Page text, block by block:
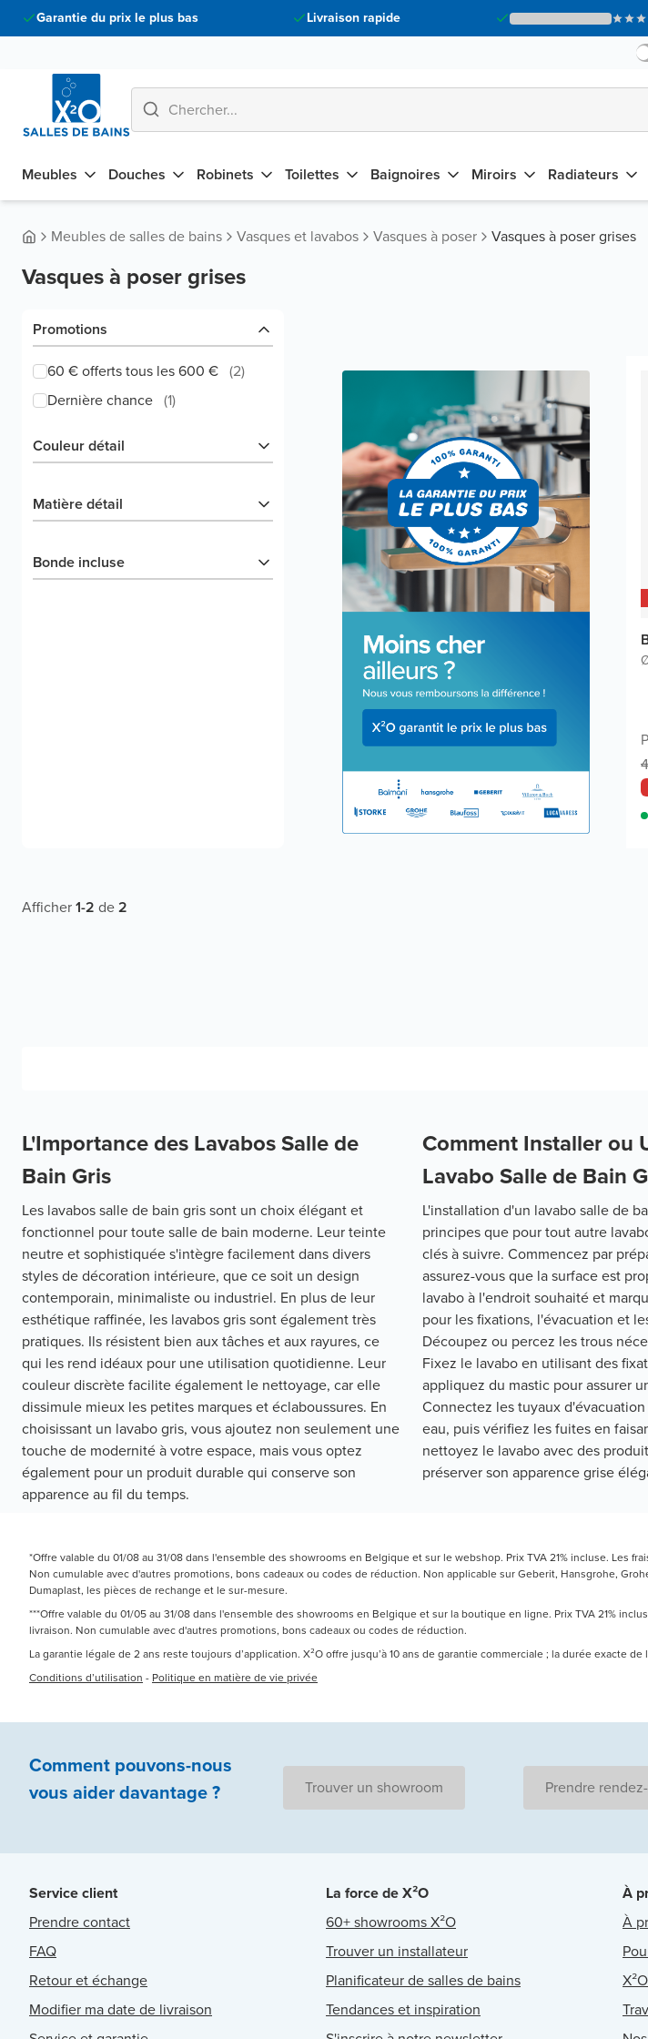
Garantie du prix le plus bas Livraison rapide
Meubles Douches Robinets Toilettes Baignoires Miroirs Radiateurs
Meubles de salles de bains Vasques et lavabos Vasques à poser Vasques à poser grises
Vasques à poser grises
Promotions
60 € offerts tous les 600 € (2)
Dernière chance (1)
Couleur détail
Matière détail
Bonde incluse
Afficher1-2 de2
L'Importance des Lavabos Salle de
Bain Gris
Les lavabos salle de bain gris sont un choix élégant et
fonctionnel pour toute salle de bain moderne. Leur teinte
neutre et sophistiquée s'intègre facilement dans divers
styles de décoration intérieure, que ce soit un design
contemporain, minimaliste ou industriel. En plus de leur
esthétique raffinée, les lavabos gris sont également très
pratiques. Ils résistent bien aux tâches et aux rayures, ce
qui les rend idéaux pour une utilisation quotidienne. Leur
couleur discrète facilite également le nettoyage, car elle
dissimule mieux les petites marques et éclaboussures. En
choisissant un lavabo gris, vous ajoutez non seulement une
touche de modernité à votre espace, mais vous optez
également pour un produit durable qui conserve son
apparence au fil du temps.
Comment Installer ou
Lavabo Salle de Bain
L'installation d'un lavabo salle de
principes que pour tout autre
clés à suivre. Commencez par
assurez-vous que la surface est
lavabo à l'endroit souhaité et
pour les fixations, l'évacuation et
Découpez ou percez les trous
Fixez le lavabo en utilisant des
appliquez du mastic pour assurer
Connectez les tuyaux
eau, puis vérifiez les fuites en
nettoyez le lavabo avec des
préserver son apparence grise
*Offre valable du 01/08 au 31/08 dans l'ensemble des showrooms en Belgique et sur le webshop. Prix TVA 21% incluse.
Non cumulable avec d'autres promotions, bons cadeaux ou codes de réduction. Non applicable sur Geberit, Hansgrohe,
Dumaplast, les pièces de rechange et le sur-mesure.
***Offre valable du 01/05 au 31/08 dans l'ensemble des showrooms en Belgique et sur la boutique en ligne. Prix TVA 21%
livraison. Non cumulable avec d'autres promotions, bons cadeaux ou codes de réduction.
La garantie légale de 2 ans reste toujours d’application. X²O offre jusqu’à 10 ans de garantie commerciale ; la durée
Conditions d’utilisation - Politique en matière de vie privée
Comment pouvons-nous
vous aiderdavantage ? Trouver un showroom Prendre
Service client
Prendre contact
FAQ
Retour et échange
Modifier ma date de livraison
La force de X²O
60+ showrooms X²O
Trouver un installateur
Planificateur de salles de bains
Tendances et inspiration
À
À